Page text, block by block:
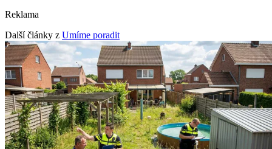
Reklama
Další články z Umíme poradit